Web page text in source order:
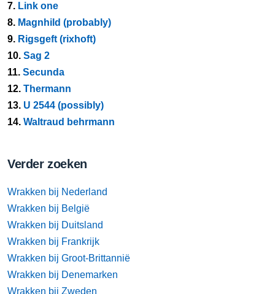
7. Link one
8. Magnhild (probably)
9. Rigsgeft (rixhoft)
10. Sag 2
11. Secunda
12. Thermann
13. U 2544 (possibly)
14. Waltraud behrmann
Verder zoeken
Wrakken bij Nederland
Wrakken bij België
Wrakken bij Duitsland
Wrakken bij Frankrijk
Wrakken bij Groot-Brittannië
Wrakken bij Denemarken
Wrakken bij Zweden